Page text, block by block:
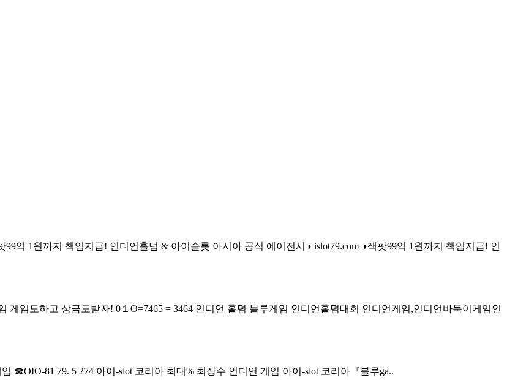
99억 1원까지 책임지급! 인디언홀덤 & 아이슬롯 아시아 공식 에이전시◑ islot79.com ◑잭팟99억 1원까지 책임지급! 인
게임도하고 상금도받자! 0１O=7465 = 3464 인디언 홀덤 블루게임 인디언홀덤대회 인디언게임,인디언바둑이게임인
☎OIO-81 79. 5 274 아이-slot 코리아 최대% 최장수 인디언 게임 아이-slot 코리아『블루ga..